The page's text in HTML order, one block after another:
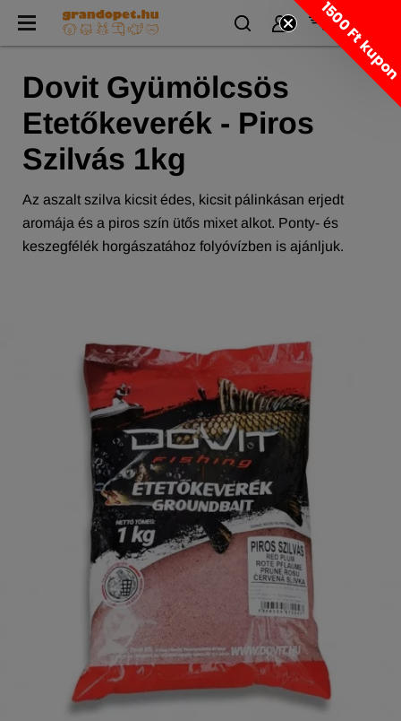
Dovit Gyümölcsös
Etetőkeverék - Piros
Szilvás 1kg
Az aszalt szilva kicsit édes, kicsit pálinkásan erjedt
aromája és a piros szín ütős mixet alkot. Ponty- és
keszegfélék horgászatához folyóvízben is ajánljuk.
1500 Ft